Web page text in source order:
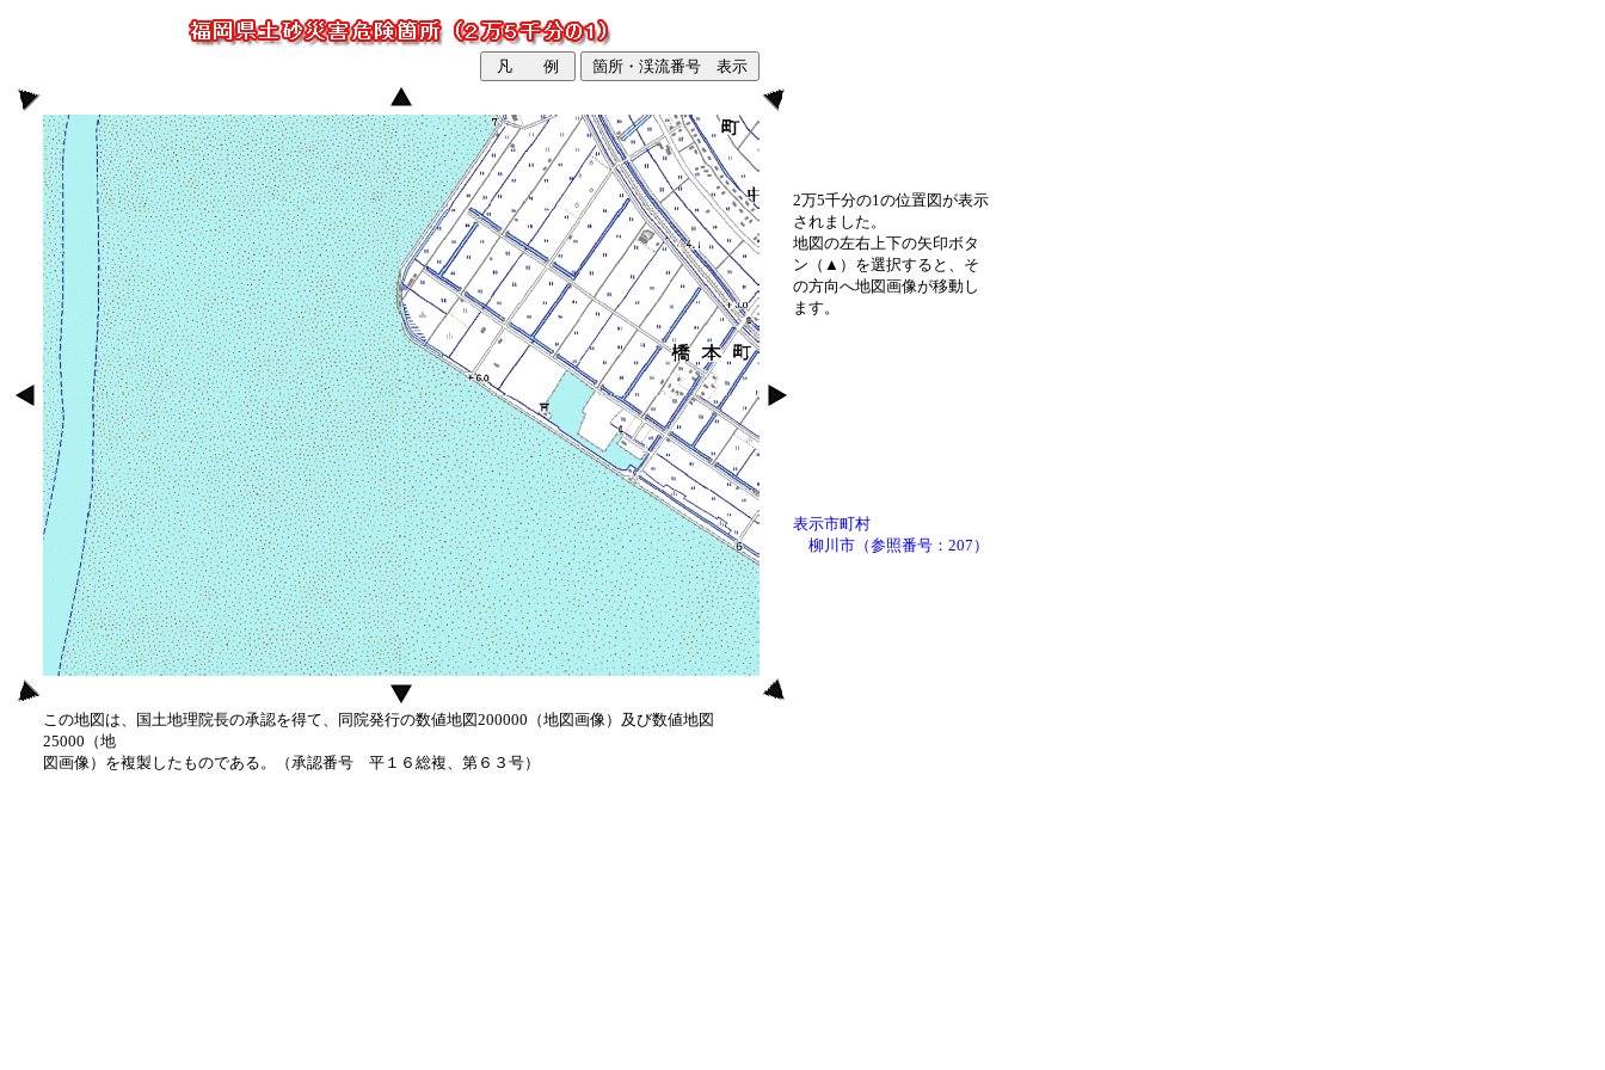
2万5千分の1の位置図が表示
されました。
地図の左右上下の矢印ボタ
ン（▲）を選択すると、そ
の方向へ地図画像が移動し
ます。
表示市町村
柳川市（参照番号：207）
この地図は、国土地理院長の承認を得て、同院発行の数値地図200000（地図画像）及び数値地図
25000（地
図画像）を複製したものである。（承認番号 平１６総複、第６３号）